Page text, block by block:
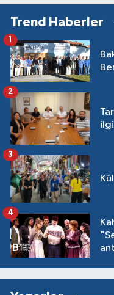
Üzerine:
Şafak
Yoktur
Türkiye
Resimli
ve
2. bas.
Gümüş
Trend Haberler
1
2
3
4